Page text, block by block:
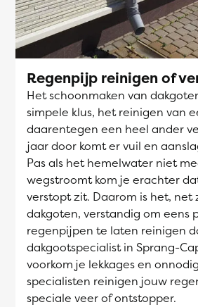
Regenpijp reinigen of
Het schoonmaken van
simpele klus, het reinigen van
daarentegen een heel ander
jaar door komt er vuil en
Pas als het hemelwater niet
wegstroomt kom je erachter
verstopt zit. Daarom is het, net
dakgoten, verstandig om eens
regenpijpen te laten reinigen
dakgootspecialist in Sprang-
voorkom je lekkages en
specialisten reinigen jouw
speciale veer of ontstopper.